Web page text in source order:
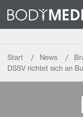
Start News
DSSV richtet sich an